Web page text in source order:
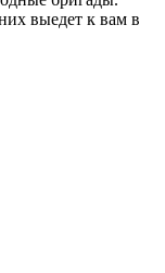
выедет к вам в